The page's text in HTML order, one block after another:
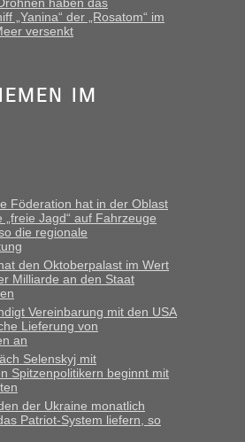
„Yanina“ der „Rosatom“ im
versenkt
im
Föderation hat in der Oblast
„freie Jagd“ auf Fahrzeuge
die regionale
den Oktoberpalast im Wert
Milliarde an den Staat
Vereinbarung mit den USA
Lieferung von
an
Selenskyj mit
Spitzenpolitikern beginnt mit
der Ukraine monatlich
Patriot-System liefern, so